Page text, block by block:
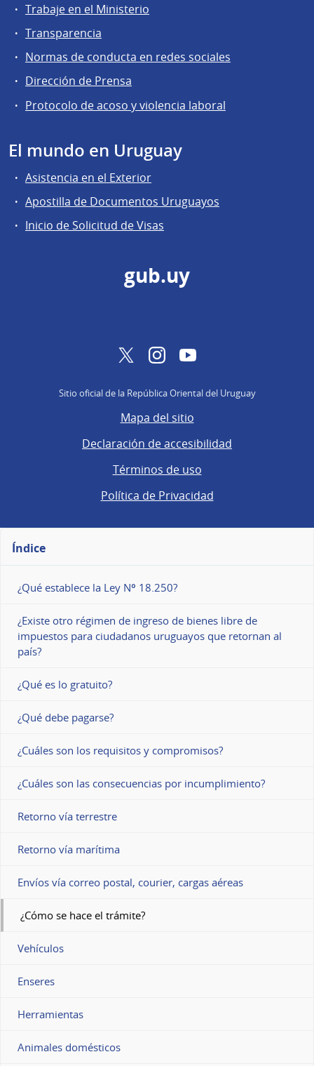
Trabaje en el Ministerio
Transparencia
Normas de conducta en redes sociales
Dirección de Prensa
Protocolo de acoso y violencia laboral
El mundo en Uruguay
Asistencia en el Exterior
Apostilla de Documentos Uruguayos
Inicio de Solicitud de Visas
gub.uy
TwitterInstagramYouTube
Sitio oficial de la República Oriental del Uruguay
Mapa del sitio
Declaración de accesibilidad
Términos de uso
Política de Privacidad
Índice
¿Qué establece la Ley Nº 18.250?
¿Existe otro régimen de ingreso de bienes libre de
impuestos para ciudadanos uruguayos que retornan al
país?
¿Qué es lo gratuito?
¿Qué debe pagarse?
¿Cuáles son los requisitos y compromisos?
¿Cuáles son las consecuencias por incumplimiento?
Retorno vía terrestre
Retorno vía marítima
Envíos vía correo postal, courier, cargas aéreas
¿Cómo se hace el trámite?
Vehículos
Enseres
Herramientas
Animales domésticos